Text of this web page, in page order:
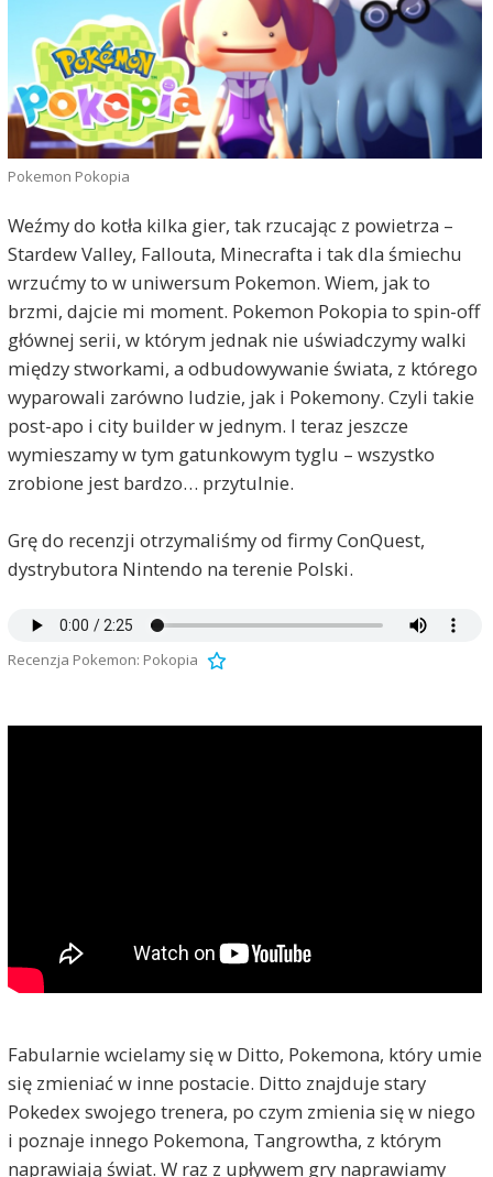
Pokemon Pokopia
Weźmy do kotła kilka gier, tak rzucając z powietrza –
Stardew Valley, Fallouta, Minecrafta i tak dla śmiechu
wrzućmy to w uniwersum Pokemon. Wiem, jak to
brzmi, dajcie mi moment. Pokemon Pokopia to spin-off
głównej serii, w którym jednak nie uświadczymy walki
między stworkami, a odbudowywanie świata, z którego
wyparowali zarówno ludzie, jak i Pokemony. Czyli takie
post-apo i city builder w jednym. I teraz jeszcze
wymieszamy w tym gatunkowym tyglu – wszystko
zrobione jest bardzo… przytulnie.
Grę do recenzji otrzymaliśmy od firmy ConQuest,
dystrybutora Nintendo na terenie Polski.
Recenzja Pokemon: Pokopia
Fabularnie wcielamy się w Ditto, Pokemona, który umie
się zmieniać w inne postacie. Ditto znajduje stary
Pokedex swojego trenera, po czym zmienia się w niego
i poznaje innego Pokemona, Tangrowtha, z którym
naprawiają świat. W raz z upływem gry naprawiamy